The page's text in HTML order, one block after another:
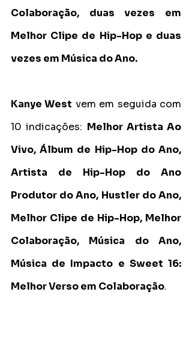
Colaboração, duas vezes em
Melhor Clipe de Hip-Hop e duas
vezes em Música do Ano.
Kanye West vem em seguida com
10 indicações: Melhor Artista Ao
Vivo, Álbum de Hip-Hop do Ano,
Artista de Hip-Hop do Ano
Produtor do Ano, Hustler do Ano,
Melhor Clipe de Hip-Hop, Melhor
Colaboração, Música do Ano,
Música de Impacto e Sweet 16:
Melhor Verso em Colaboração.